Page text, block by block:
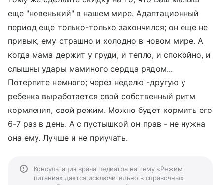
еще "новенький" в нашем мире. Адаптационный
период еще только-только закончился; он еще не
привык, ему страшно и холодно в новом мире. А
когда мама держит у груди, и тепло, и спокойно, и
слышны удары маминого сердца рядом...
Потерпите немного; через неделю -другую у
ребенка выработается свой собственный ритм
кормления, свой режим. Можно будет кормить его
6-7 раз в день. А с пустышкой он прав - не нужна
она ему. Лучше и не приучать.
Консультация врача педиатра на тему «Режим
питания» дается исключительно в справочных